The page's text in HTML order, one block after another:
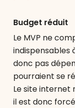
Budget réduit
Le MVP ne
indispensables
donc pas
pourraient se
Le site internet
il est donc